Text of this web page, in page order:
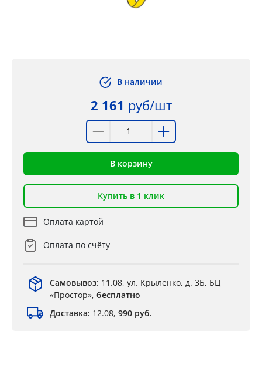
В наличии
2 161 руб/шт
В корзину
Купить в 1 клик
Оплата картой
Оплата по счёту
Самовывоз: 11.08, ул. Крыленко, д. 3Б, БЦ
«Простор», бесплатно
Доставка: 12.08, 990 руб.